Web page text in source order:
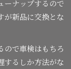
ーナップするので
が新品に交換とな
ので車検はもちろ
するしか方法がな